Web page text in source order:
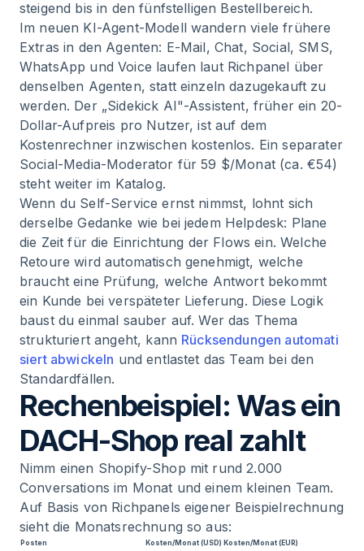
steigend bis in den fünfstelligen Bestellbereich.
Im neuen KI-Agent-Modell wandern viele frühere
Extras in den Agenten: E-Mail, Chat, Social, SMS,
WhatsApp und Voice laufen laut Richpanel über
denselben Agenten, statt einzeln dazugekauft zu
werden. Der „Sidekick AI"-Assistent, früher ein 20-
Dollar-Aufpreis pro Nutzer, ist auf dem
Kostenrechner inzwischen kostenlos. Ein separater
Social-Media-Moderator für 59 $/Monat (ca. €54)
steht weiter im Katalog.
Wenn du Self-Service ernst nimmst, lohnt sich
derselbe Gedanke wie bei jedem Helpdesk: Plane
die Zeit für die Einrichtung der Flows ein. Welche
Retoure wird automatisch genehmigt, welche
braucht eine Prüfung, welche Antwort bekommt
ein Kunde bei verspäteter Lieferung. Diese Logik
baust du einmal sauber auf. Wer das Thema
strukturiert angeht, kann Rücksendungen automati
siert abwickeln und entlastet das Team bei den
Standardfällen.
Rechenbeispiel: Was ein
DACH-Shop real zahlt
Nimm einen Shopify-Shop mit rund 2.000
Conversations im Monat und einem kleinen Team.
Auf Basis von Richpanels eigener Beispielrechnung
sieht die Monatsrechnung so aus:
Posten Kosten/Monat (USD) Kosten/Monat (EUR)